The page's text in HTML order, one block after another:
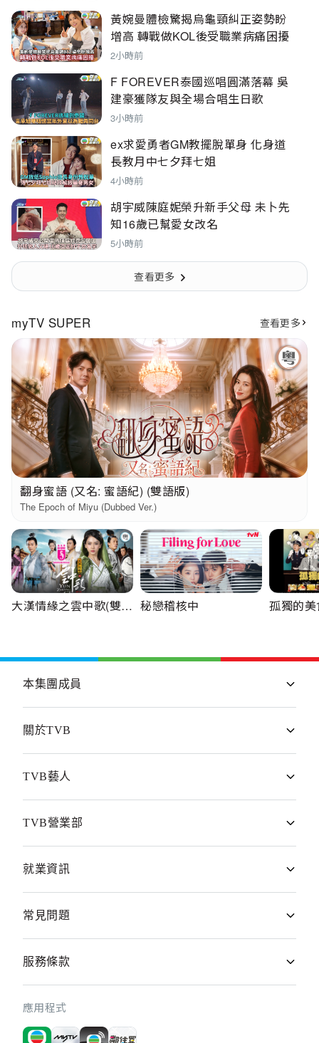
黃婉曼體檢驚揭烏龜頸糾正姿勢盼
增高 轉戰做KOL後受職業病痛困擾
2小時前
F FOREVER泰國巡唱圓滿落幕 吳
建豪獲隊友與全場合唱生日歌
3小時前
ex求愛勇者GM教擺脫單身 化身道
長教月中七夕拜七姐
4小時前
胡宇威陳庭妮榮升新手父母 未卜先
知16歲已幫愛女改名
5小時前
查看更多
myTV SUPER 查看更多
翻身蜜語 (又名: 蜜語紀) (雙語版)
The Epoch of Miyu (Dubbed Ver.)
大漢情緣之雲中歌(雙
秘戀稽核中
孤獨的
本集團成員
鄰住買
無綫新聞
TVB Anywhere
關於TVB
公司業務
董事局成員
年度報表
投資者關係
TVB藝人
男藝員
女藝員
歌手
TVB營業部
廣告查詢
TVB Event Power
就業資訊
加入TVB
常見問題
FAQ
TVB會員
服務條款
本網站使用條款及條件
私隱政策聲明
應用程式